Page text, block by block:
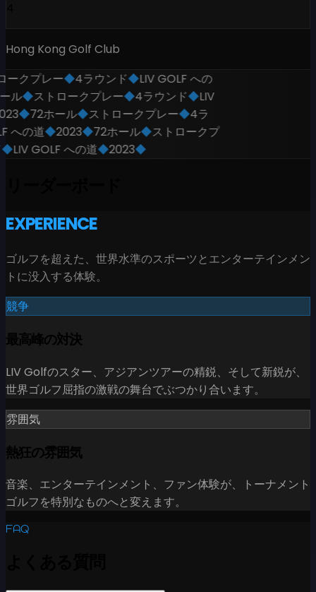
Hong Kong Golf Club
ークプレー◆4ラウンド◆LIV GOLF への
ル◆ストロークプレー◆4ラウンド◆LIV
◆72ホール◆ストロークプレー◆4ラ
への道◆2023◆72ホール◆ストロークプ
LIV GOLF への道◆2023◆
EXPERIENCE
ゴルフを超えた、世界水準のスポーツとエンターテインメン
トに没入する体験。
競争
最高峰の対決
LIV Golfのスター、アジアンツアーの精鋭、そして新鋭が、
世界ゴルフ屈指の激戦の舞台でぶつかり合います。
雰囲気
熱狂の雰囲気
音楽、エンターテインメント、ファン体験が、トーナメント
ゴルフを特別なものへと変えます。
FAQ